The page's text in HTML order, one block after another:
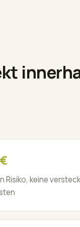
Risiko, keine